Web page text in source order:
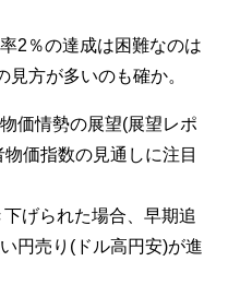
2％の達成は困難なのは
見方が多いのも確か。
価情勢の展望(展望レポ
価指数の見通しに注目
げられた場合、早期追
円売り(ドル高円安)が進